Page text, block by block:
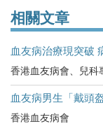
相關文章
血友病治療現突破
香港血友病會、兒科
血友病男生「戴頭
香港血友病會